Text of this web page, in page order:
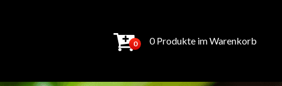
0 0 Produkte im Warenkorb